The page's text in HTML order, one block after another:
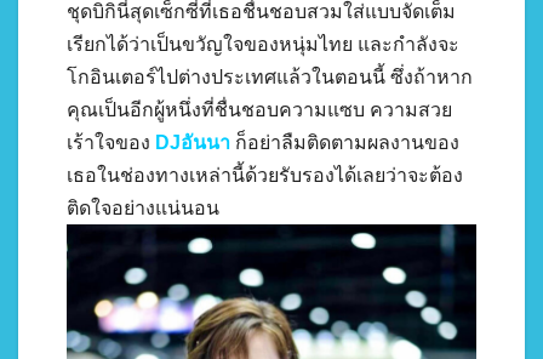
ชุดบิกินี่สุดเซ็กซี่ที่เธอชื่นชอบสวมใส่แบบจัดเต็ม
เรียกได้ว่าเป็นขวัญใจของหนุ่มไทย และกำลังจะ
โกอินเตอร์ไปต่างประเทศแล้วในตอนนี้ ซึ่งถ้าหาก
คุณเป็นอีกผู้หนึ่งที่ชื่นชอบความแซบ ความสวย
เร้าใจของ DJอันนา ก็อย่าลืมติดตามผลงานของ
เธอในช่องทางเหล่านี้ด้วยรับรองได้เลยว่าจะต้อง
ติดใจอย่างแน่นอน